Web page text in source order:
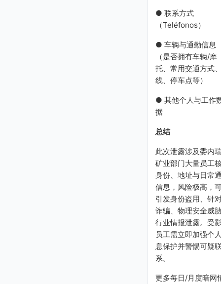
● 联系方式
（Teléfonos）
● 车辆与通勤信息
（是否拥有车辆/摩
托、常用交通方式
线、停车点等）
● 其他个人与工作
据
总结
此次泄露涉及委内
矿业部门大量员工
身份、地址与日常
信息，风险极高，
引发身份盗用、针
诈骗、物理安全威
行业情报泄露。受
员工需立即加强个
息保护并警惕可疑
系。
更多每日/月度暗网